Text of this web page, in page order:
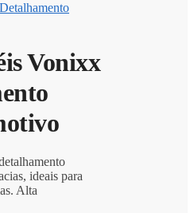
Vonixx
ideais para
Alta